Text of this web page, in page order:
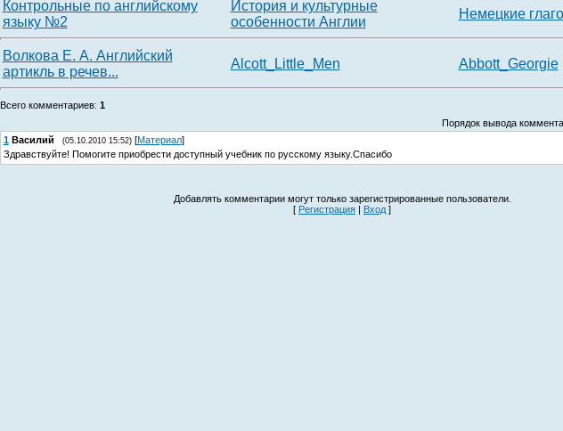
Контрольные по английскому
языку №2
История и культурные
особенности Англии
Немецкие
Волкова Е. А. Английский
артикль в речев...
Alcott_Little_Men Abbott_Georgie
Всего комментариев: 1
Порядок вывода
1 Василий (05.10.2010 15:52)[Материал]
Здравствуйте! Помогите приобрести доступный учебник по русскому языку.Спасибо
Добавлять комментарии могут только зарегистрированные пользователи.
[ Регистрация Вход]